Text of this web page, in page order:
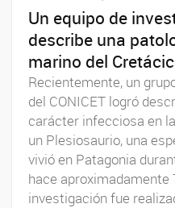
Un equipo de
describe una
marino del
Recientemente, un
del CONICET logró
carácter infecciosa en
un Plesiosaurio, una
vivió en Patagonia
hace aproximadamente
investigación fue